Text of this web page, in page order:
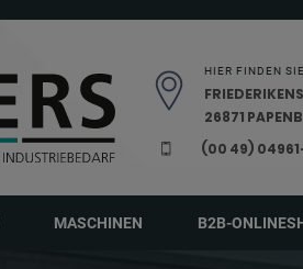
HIER FINDEN
26871
(00 49)
MASCHINEN B2B-